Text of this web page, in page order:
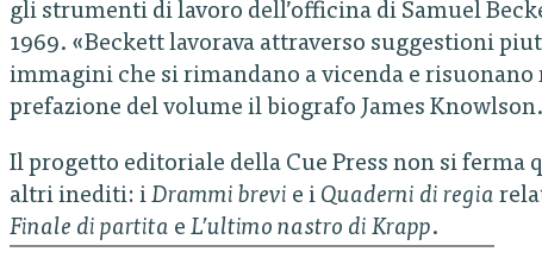
gli strumenti di lavoro dell’officina di Samuel
1969. «Beckett lavorava attraverso suggestioni
immagini che si rimandano a vicenda e
prefazione del volume il biografo James Knowlson.
Il progetto editoriale della Cue Press non si
altri inediti: i Drammi brevi e i Quaderni di regia
Finale di partita e L’ultimo nastro di Krapp.